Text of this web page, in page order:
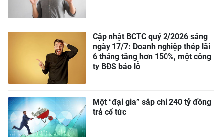
Cập nhật BCTC quý 2/2026 sáng
ngày 17/7: Doanh nghiệp thép lãi
6 tháng tăng hơn 150%, một công
ty BĐS báo lỗ
Một “đại gia” sắp chi 240 tỷ đồng
trả cổ tức